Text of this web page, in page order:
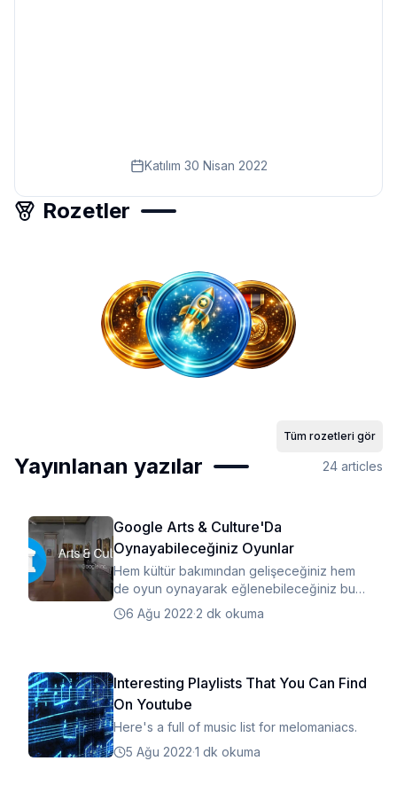
Katılım 30 Nisan 2022
Rozetler
Tüm rozetleri gör
Yayınlanan yazılar 24 articles
Google Arts & Culture'Da
Oynayabileceğiniz Oyunlar
Hem kültür bakımından gelişeceğiniz hem
de oyun oynayarak eğlenebileceğiniz bu
uygulamayı inceleyelim.
6 Ağu 2022·2 dk okuma
Interesting Playlists That You Can Find
On Youtube
Here's a full of music list for melomaniacs.
5 Ağu 2022·1 dk okuma